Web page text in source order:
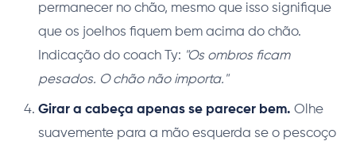
permanecer no chão, mesmo que isso signifique
que os joelhos fiquem bem acima do chão.
Indicação do coach Ty: "Os ombros ficam
pesados. O chão não importa."
Girar a cabeça apenas se parecer bem. Olhe
suavemente para a mão esquerda se o pescoço